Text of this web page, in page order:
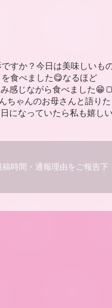
すか？今日は美味しいも
食べました😋なるほど
感じながら食べました😁🍞
ちゃんのお母さんと語りた
になっていたら私も嬉しい
時間・通報理由をご報告下